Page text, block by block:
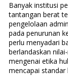
Banyak institusi
tantangan berat
pengelolaan
pada penurunan
perlu menyadari
berlandaskan
mengenai etika
mencapai